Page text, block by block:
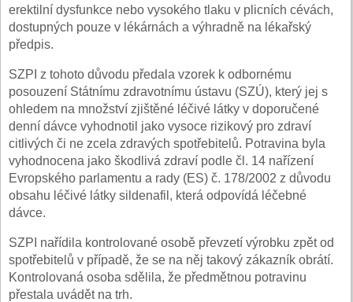
erektilní dysfunkce nebo vysokého tlaku v plicních cévách,
dostupných pouze v lékárnách a výhradně na lékařský
předpis.
SZPI z tohoto důvodu předala vzorek k odbornému
posouzení Státnímu zdravotnímu ústavu (SZÚ), který jej s
ohledem na množství zjištěné léčivé látky v doporučené
denní dávce vyhodnotil jako vysoce rizikový pro zdraví
citlivých či ne zcela zdravých spotřebitelů. Potravina byla
vyhodnocena jako škodlivá zdraví podle čl. 14 nařízení
Evropského parlamentu a rady (ES) č. 178/2002 z důvodu
obsahu léčivé látky sildenafil, která odpovídá léčebné
dávce.
SZPI nařídila kontrolované osobě převzetí výrobku zpět od
spotřebitelů v případě, že se na něj takový zákazník obrátí.
Kontrolovaná osoba sdělila, že předmětnou potravinu
přestala uvádět na trh.